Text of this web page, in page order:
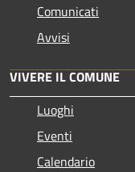
Comunicati
Avvisi
VIVERE IL COMUNE
Luoghi
Eventi
Calendario